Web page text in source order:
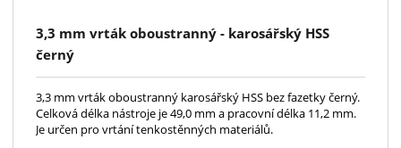
3,3 mm vrták oboustranný - karosářský HSS
černý
3,3 mm vrták oboustranný karosářský HSS bez fazetky černý.
Celková délka nástroje je 49,0 mm a pracovní délka 11,2 mm.
Je určen pro vrtání tenkostěnných materiálů.